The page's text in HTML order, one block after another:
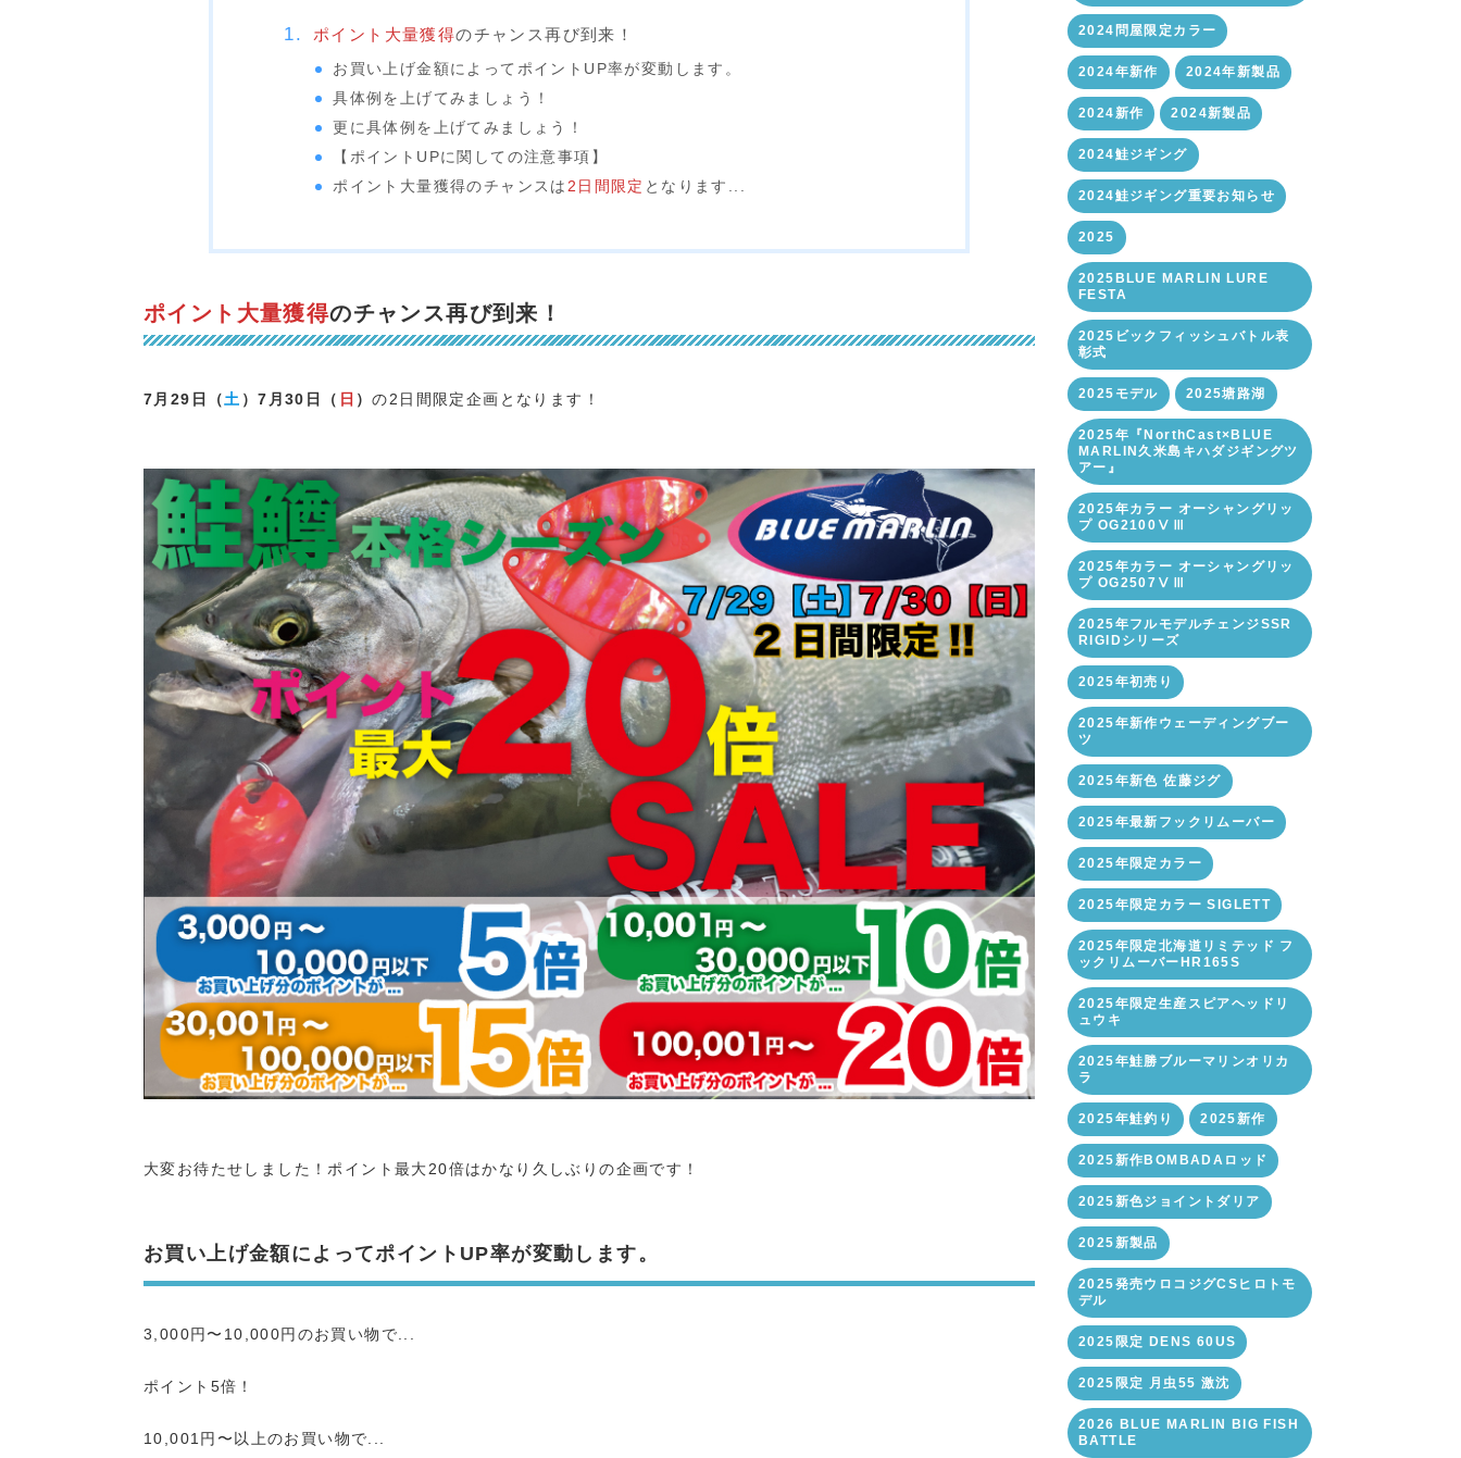
ポイント大量獲得のチャンス再び到来！
お買い上げ金額によってポイントUP率が変動します。
具体例を上げてみましょう！
更に具体例を上げてみましょう！
【ポイントUPに関しての注意事項】
ポイント大量獲得のチャンスは 2日間限定 となります...
ポイント大量獲得のチャンス再び到来！
7月29日（土 ）7月30日（ 日 ）の2日間限定企画となります！
大変お待たせしました！ポイント最大20倍はかなり久しぶりの企画です！
お買い上げ金額によってポイントUP率が変動します。
3,000円〜10,000円のお買い物で...
ポイント5倍！
10,001円〜以上のお買い物で...
2024問屋限定カラー
2024年新作 2024年新製品
2024新作 2024新製品
2024鮭ジギング
2024鮭ジギング重要お知らせ
2025
2025BLUE MARLIN LURE
FESTA
2025ビックフィッシュバトル表
彰式
2025モデル 2025塘路湖
2025年『NorthCast×BLUE
MARLIN久米島キハダジギングツ
アー』
2025年カラー オーシャングリッ
プ OG2100ⅤⅢ
2025年カラー オーシャングリッ
プ OG2507ⅤⅢ
2025年フルモデルチェンジSSR
RIGIDシリーズ
2025年初売り
2025年新作ウェーディングブー
ツ
2025年新色 佐藤ジグ
2025年最新フックリムーバー
2025年限定カラー
2025年限定カラー SIGLETT
2025年限定北海道リミテッド フ
ックリムーバーHR165S
2025年限定生産スピアヘッドリ
ュウキ
2025年鮭勝ブルーマリンオリカ
ラ
2025年鮭釣り 2025新作
2025新作BOMBADAロッド
2025新色ジョイントダリア
2025新製品
2025発売ウロコジグCSヒロトモ
デル
2025限定 DENS 60US
2025限定 月虫55 激沈
2026 BLUE MARLIN BIG FISH
BATTLE